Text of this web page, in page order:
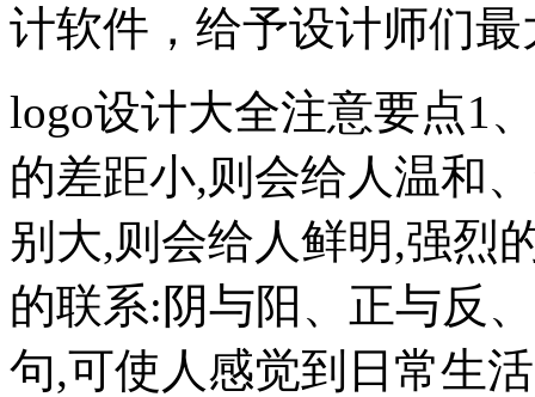
计软件，给予设计师们
logo设计大全注意要点1
的差距小,则会给人温和
别大,则会给人鲜明,强烈
的联系:阴与阳、正与反
句,可使人感觉到日常生